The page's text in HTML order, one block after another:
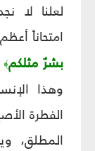
لعلنا لا
امتحاناً
بشرٌ مثلكم﴾
وهذا
الفطرة
المطلق،